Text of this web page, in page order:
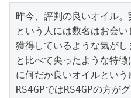
昨今、評判の良いオイル
という人には数名はお会
獲得しているような気が
と比べて尖ったような特
に何だか良いオイルとい